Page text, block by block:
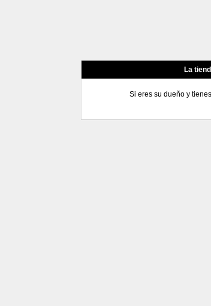
La
Si eres su dueño y